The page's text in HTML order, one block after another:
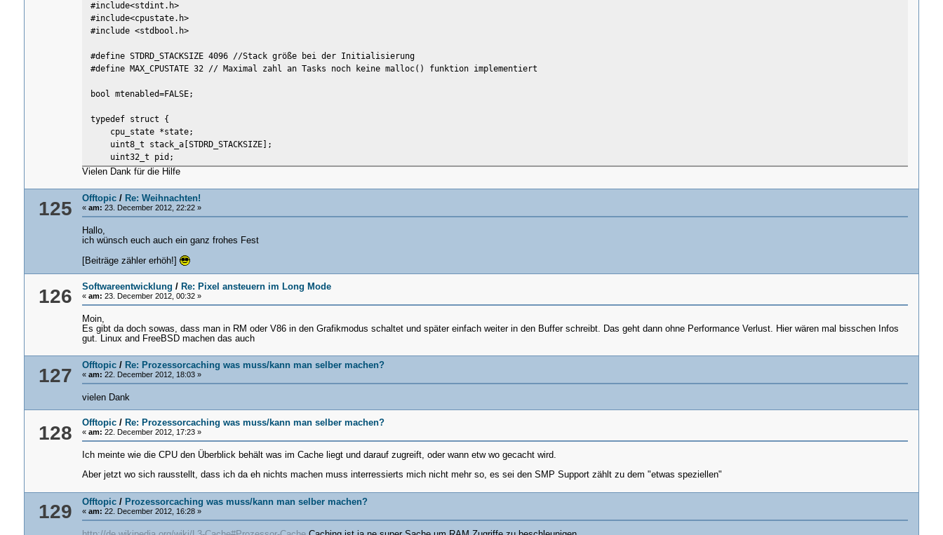
*/
cpu_state new_state = {
.eax = 0,
.ecx = 0,
.edx = 0,
.edi = 0,
//.esp = unbenutzt (kein Ring-Wechsel)
.eip = (uint32_t) entry,
/* Ring-0-Segmentregister */
.cs = 0x08,
/* IRQs einschalten (IF = 1) */
};
/*
* Stack erstellen
*/
uint8_t new_stack[STDRD_STACKSIZE];
/*
* Ende so aussieht als waere der Task durch einen Interrupt unterbrochen
* worden. So kann man dem Interrupthandler den neuen Task unterschieben
*/
cpu_state* state = (void*) (&new_stack + STDRD_STACKSIZE - sizeof(new_state));
*state = new_state;
num_tasks++;
/*
* neuen Task struct erstellen, in die Liste eintragen und zurückgeben
task new_task ={state,new_stack,num_tasks};
tasks[num_tasks]=new_task;
return &new_task;
}
/*
#include<stdint.h>
#include<cpustate.h>
#include <stdbool.h>
#define STDRD_STACKSIZE 4096 //Stack größe bei der Initialisierung
#define MAX_CPUSTATE 32 // Maximal zahl an Tasks noch keine malloc() funktion implementiert
bool mtenabled=FALSE;
typedef struct {
cpu_state *state;
uint8_t stack_a[STDRD_STACKSIZE];
uint32_t pid;
} task;
cpu_state* schedule(cpu_state* cpu);
#endif
Vielen Dank für die Hilfe
125 Offtopic / Re: Weihnachten!
«am: 23. December 2012, 22:22 »
Hallo,
ich wünsch euch auch ein ganz frohes Fest
[Beiträge zähler erhöh!]
126 Softwareentwicklung / Re: Pixel ansteuern im Long Mode
«am: 23. December 2012, 00:32 »
Moin,
Es gibt da doch sowas, dass man in RM oder V86 in den Grafikmodus schaltet und später einfach weiter in den Buffer schreibt. Das geht dann ohne Performance Verlust. Hier wären mal bisschen Infos
gut. Linux and FreeBSD machen das auch
127 Offtopic / Re: Prozessorcaching was muss/kann man selber machen?
«am: 22. December 2012, 18:03 »
vielen Dank
128 Offtopic / Re: Prozessorcaching was muss/kann man selber machen?
«am: 22. December 2012, 17:23 »
Ich meinte wie die CPU den Überblick behält was im Cache liegt und darauf zugreift, oder wann etw wo gecacht wird.
Aber jetzt wo sich rausstellt, dass ich da eh nichts machen muss interressierts mich nicht mehr so, es sei den SMP Support zählt zu dem "etwas speziellen"
129 Offtopic / Prozessorcaching was muss/kann man selber machen?
«am: 22. December 2012, 16:28 »